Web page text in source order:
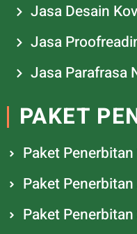
Jasa Desain
Jasa
Jasa Parafrasa
PAKET
Paket
Paket
Paket